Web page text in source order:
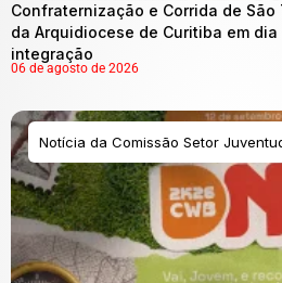
Confraternização e Corrida de
da Arquidiocese de Curitiba em
integração
06 de agosto de 2026
Notícia da Comissão Setor